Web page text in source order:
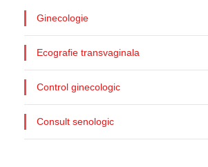
Ginecologie
Ecografie transvaginala
Control ginecologic
Consult senologic